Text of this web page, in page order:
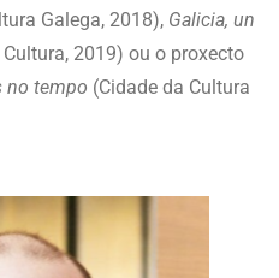
Galega, 2018), Galicia, un
Cultura, 2019) ou o proxecto
no tempo (Cidade da Cultura